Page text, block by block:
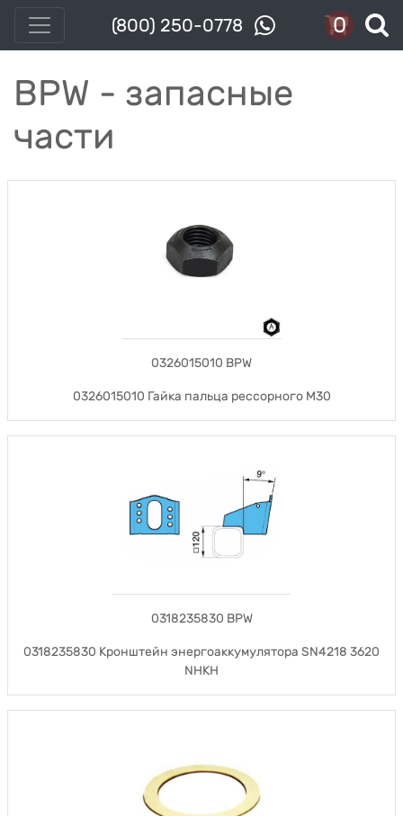
(800) 250-0778 0
BPW - запасные
части
0326015010 BPW
0326015010 Гайка пальца рессорного M30
0318235830 BPW
0318235830 Кронштейн энергоаккумулятора SN4218 3620
NHKH